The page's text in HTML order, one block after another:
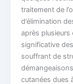
traitement de
d’élimination
après
significative
souffrant de
cutanées dues